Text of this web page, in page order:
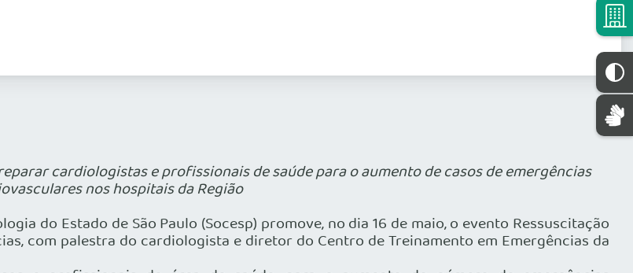
cardiologistas e profissionais de saúde para o aumento de casos de emergências
nos hospitais da Região
do Estado de São Paulo (Socesp) promove, no dia 16 de maio, o evento Ressuscitação
com palestra do cardiologista e diretor do Centro de Treinamento em Emergências da